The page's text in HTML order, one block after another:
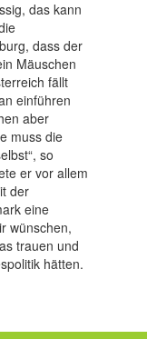
das kann
dass der
Mäuschen
fällt
einführen
aber
muss die
so
er vor allem
der
eine
wünschen,
trauen und
hätten.